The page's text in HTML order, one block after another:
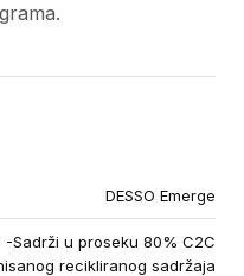
DESSO Emerge
-Sadrži u proseku 80% C2C
recikliranog sadržaja